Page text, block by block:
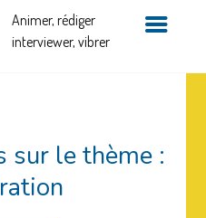
sur le thème :
Animer, rédiger
interviewer, vibrer